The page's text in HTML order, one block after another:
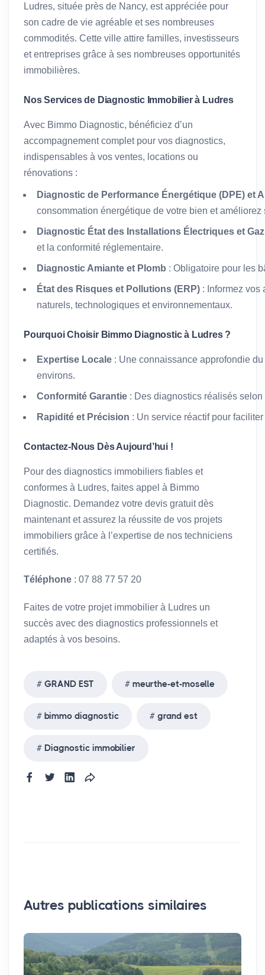
Ludres, située près de Nancy, est appréciée pour
son cadre de vie agréable et ses nombreuses
commodités. Cette ville attire familles, investisseurs
et entreprises grâce à ses nombreuses opportunités
immobilières.
Nos Services de Diagnostic Immobilier à Ludres
Avec Bimmo Diagnostic, bénéficiez d’un
accompagnement complet pour vos diagnostics,
indispensables à vos ventes, locations ou
rénovations :
Diagnostic de Performance Énergétique (DPE) et
consommation énergétique de votre bien et améliorez
Diagnostic État des Installations Électriques et Gaz
et la conformité réglementaire.
Diagnostic Amiante et Plomb : Obligatoire pour les
État des Risques et Pollutions (ERP) : Informez vos
naturels, technologiques et environnementaux.
Pourquoi Choisir Bimmo Diagnostic à Ludres ?
Expertise Locale : Une connaissance approfondie
environs.
Conformité Garantie : Des diagnostics réalisés
Rapidité et Précision : Un service réactif pour
Contactez-Nous Dès Aujourd’hui !
Pour des diagnostics immobiliers fiables et
conformes à Ludres, faites appel à Bimmo
Diagnostic. Demandez votre devis gratuit dès
maintenant et assurez la réussite de vos projets
immobiliers grâce à l’expertise de nos techniciens
certifiés.
Téléphone : 07 88 77 57 20
Faites de votre projet immobilier à Ludres un
succès avec des diagnostics professionnels et
adaptés à vos besoins.
GRAND EST meurthe-et-moselle
bimmo diagnostic grand est
Diagnostic immobilier
Autres publications similaires